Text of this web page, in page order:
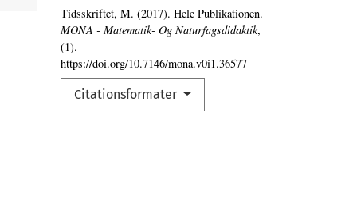
Tidsskriftet, M. (2017). Hele Publikationen.
MONA - Matematik- Og Naturfagsdidaktik,
(1).
https://doi.org/10.7146/mona.v0i1.36577
Citationsformater